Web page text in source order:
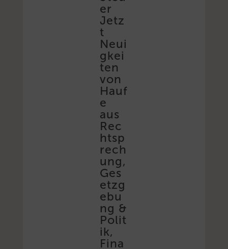
er
Jetz
t
Neui
gkei
ten
von
Hauf
e
aus
Rec
htsp
rech
ung,
Ges
etzg
ebu
ng &
Polit
ik,
Fina